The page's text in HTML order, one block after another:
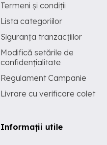
Termeni și condiții
Lista categoriilor
Siguranța tranzacțiilor
Modifică setările de
confidențialitate
Regulament Campanie
Livrare cu verificare colet
Informații utile